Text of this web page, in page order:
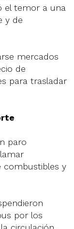
el temor a una
y de
mercados
de
para trasladar
paro
combustibles y
por los